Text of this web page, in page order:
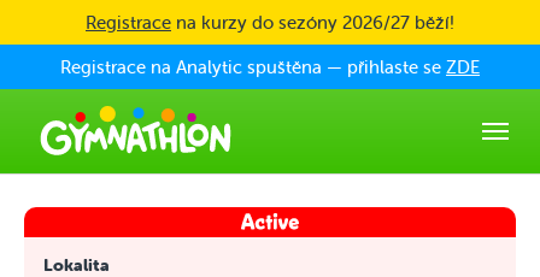
Skip to main content
Registrace na kurzy do sezóny 2026/27 běží!
Registrace na Analytic spuštěna — přihlaste se ZDE
Lokalita